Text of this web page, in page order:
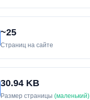
~25
Страниц на сайте
30.94 KB
Размер страницы (маленький)